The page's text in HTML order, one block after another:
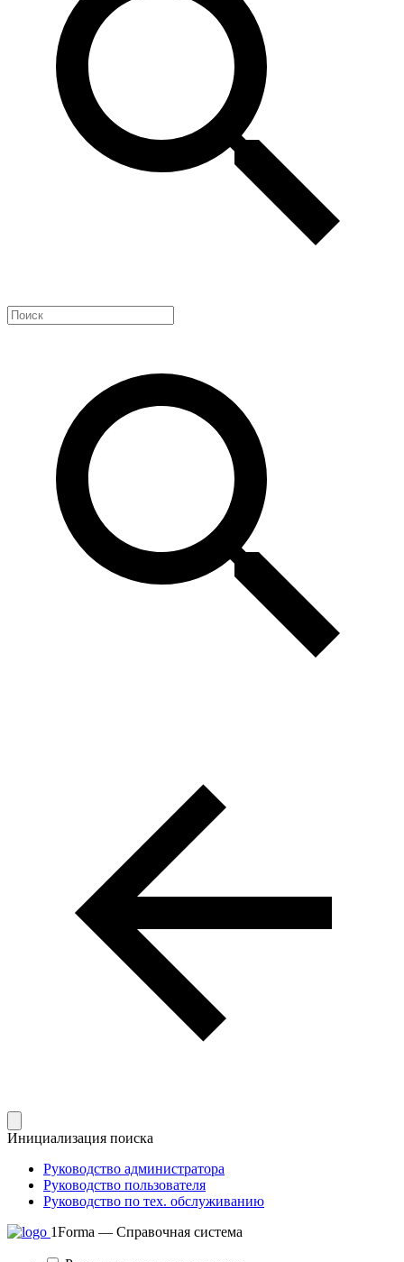
Инициализация поиска
Руководство администратора
Руководство пользователя
Руководство по тех. обслуживанию
1Forma — Справочная система